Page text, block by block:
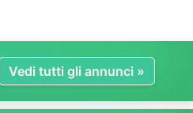
Vedi tutti gli annunci »